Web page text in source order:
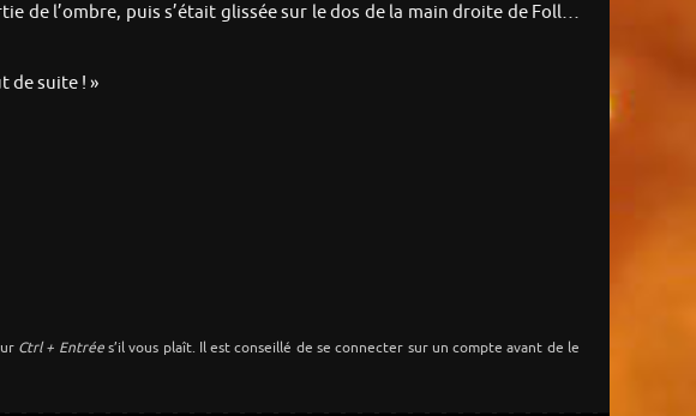
de l’ombre, puis s’était glissée sur le dos de la main droite de Foll…
de suite ! »
Ctrl + Entrées’il vous plaît. Il est conseillé de se connecter sur un compte avant de le